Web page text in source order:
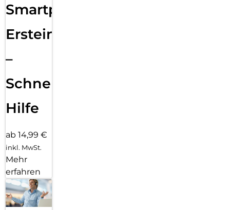
Smartphone
Ersteinrichtung
–
Schnelle
Hilfe
ab 14,99 €
inkl. MwSt.
Mehr
erfahren